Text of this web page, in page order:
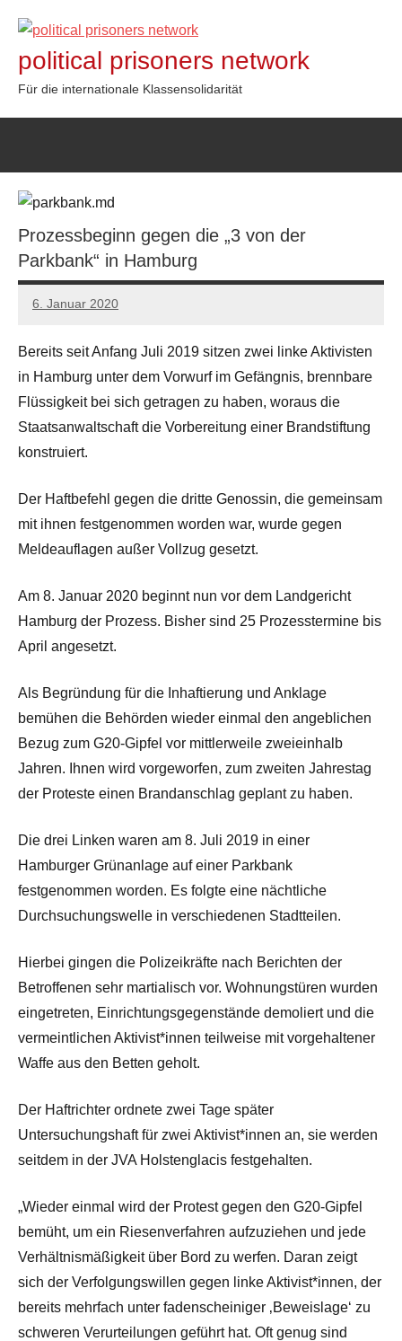
Inhalt
springen
political prisoners network
Für die internationale Klassensolidarität
Prozessbeginn gegen die „3 von der
Parkbank“ in Hamburg
6. Januar 2020
admin
Bereits seit Anfang Juli 2019 sitzen zwei linke Aktivisten
in Hamburg unter dem Vorwurf im Gefängnis, brennbare
Flüssigkeit bei sich getragen zu haben, woraus die
Staatsanwaltschaft die Vorbereitung einer Brandstiftung
konstruiert.
Der Haftbefehl gegen die dritte Genossin, die gemeinsam
mit ihnen festgenommen worden war, wurde gegen
Meldeauflagen außer Vollzug gesetzt.
Am 8. Januar 2020 beginnt nun vor dem Landgericht
Hamburg der Prozess. Bisher sind 25 Prozesstermine bis
April angesetzt.
Als Begründung für die Inhaftierung und Anklage
bemühen die Behörden wieder einmal den angeblichen
Bezug zum G20-Gipfel vor mittlerweile zweieinhalb
Jahren. Ihnen wird vorgeworfen, zum zweiten Jahrestag
der Proteste einen Brandanschlag geplant zu haben.
Die drei Linken waren am 8. Juli 2019 in einer
Hamburger Grünanlage auf einer Parkbank
festgenommen worden. Es folgte eine nächtliche
Durchsuchungswelle in verschiedenen Stadtteilen.
Hierbei gingen die Polizeikräfte nach Berichten der
Betroffenen sehr martialisch vor. Wohnungstüren wurden
eingetreten, Einrichtungsgegenstände demoliert und die
vermeintlichen Aktivist*innen teilweise mit vorgehaltener
Waffe aus den Betten geholt.
Der Haftrichter ordnete zwei Tage später
Untersuchungshaft für zwei Aktivist*innen an, sie werden
seitdem in der JVA Holstenglacis festgehalten.
„Wieder einmal wird der Protest gegen den G20-Gipfel
bemüht, um ein Riesenverfahren aufzuziehen und jede
Verhältnismäßigkeit über Bord zu werfen. Daran zeigt
sich der Verfolgungswillen gegen linke Aktivist*innen, der
bereits mehrfach unter fadenscheiniger ‚Beweislage‘ zu
schweren Verurteilungen geführt hat. Oft genug sind